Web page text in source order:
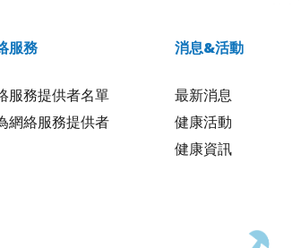
服務
服務提供者名單
網絡服務提供者
消息&活動
最新消息
健康活動
健康資訊